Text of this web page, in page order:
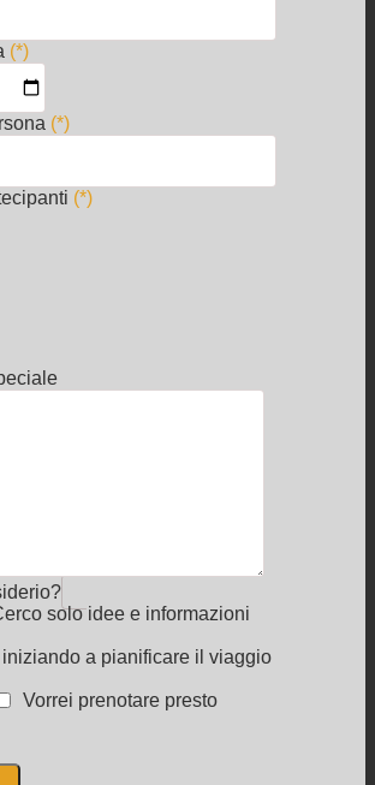
(*)
(*)
(*)
solo idee e informazioni
iniziando a pianificare il viaggio
Vorrei prenotare presto